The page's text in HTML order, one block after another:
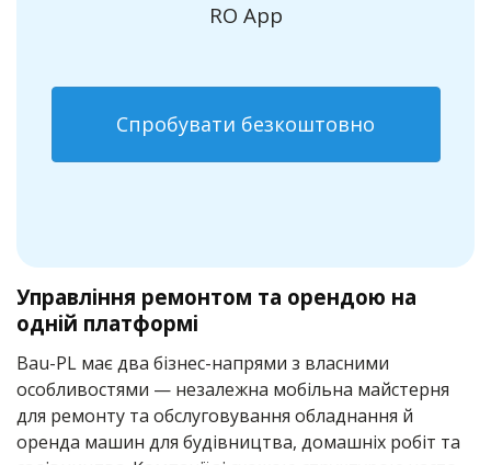
RO App
Спробувати безкоштовно
Управління ремонтом та орендою на
одній платформі
Bau-PL має два бізнес-напрями з власними
особливостями — незалежна мобільна майстерня
для ремонту та обслуговування обладнання й
оренда машин для будівництва, домашніх робіт та